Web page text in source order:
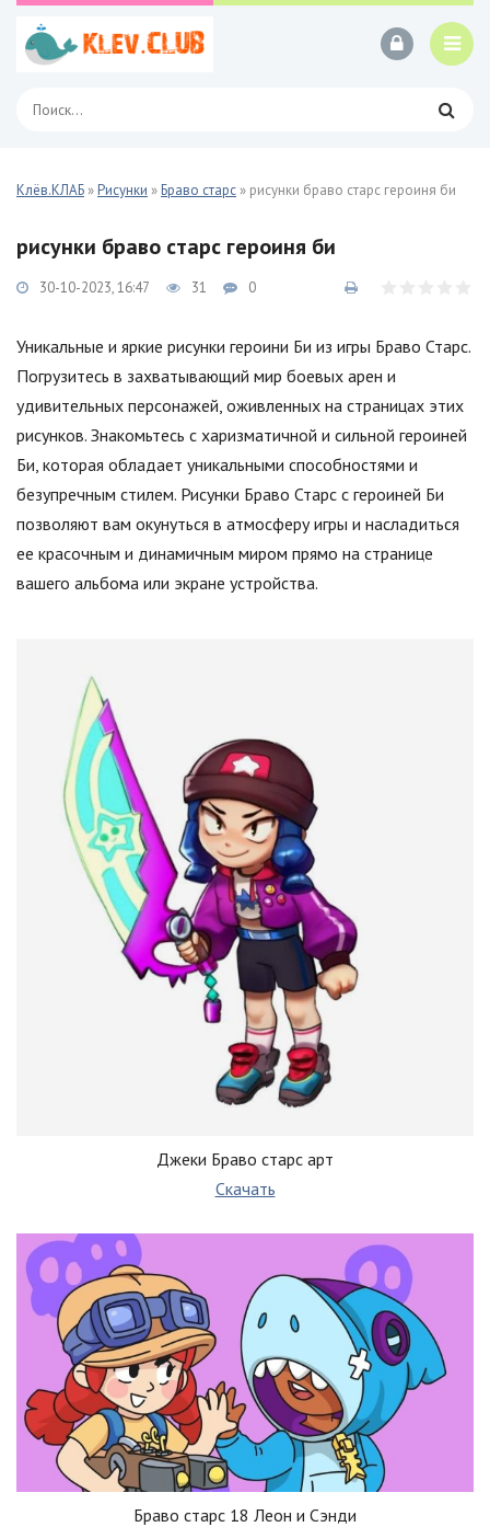
Клёв.КЛАБ »Рисунки »Браво старс » рисунки браво старс героиня би
рисунки браво старс героиня би
30-10-2023, 16:47 31 0
Уникальные и яркие рисунки героини Би из игры Браво Старс.
Погрузитесь в захватывающий мир боевых арен и
удивительных персонажей, оживленных на страницах этих
рисунков. Знакомьтесь с харизматичной и сильной героиней
Би, которая обладает уникальными способностями и
безупречным стилем. Рисунки Браво Старс с героиней Би
позволяют вам окунуться в атмосферу игры и насладиться
ее красочным и динамичным миром прямо на странице
вашего альбома или экране устройства.
Джеки Браво старс арт
Скачать
Браво старс 18 Леон и Сэнди